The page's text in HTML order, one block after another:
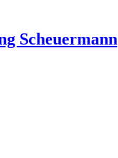
Scheuermann